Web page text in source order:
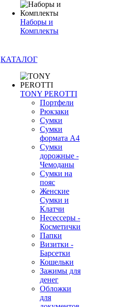
Наборы и
Комплекты
КАТАЛОГ
TONY PEROTTI
Портфели
Рюкзаки
Сумки
Сумки
формата А4
Сумки
дорожные -
Чемоданы
Сумки на
пояс
Женские
Сумки и
Клатчи
Несессеры -
Косметички
Папки
Визитки -
Барсетки
Кошельки
Зажимы для
денег
Обложки
для